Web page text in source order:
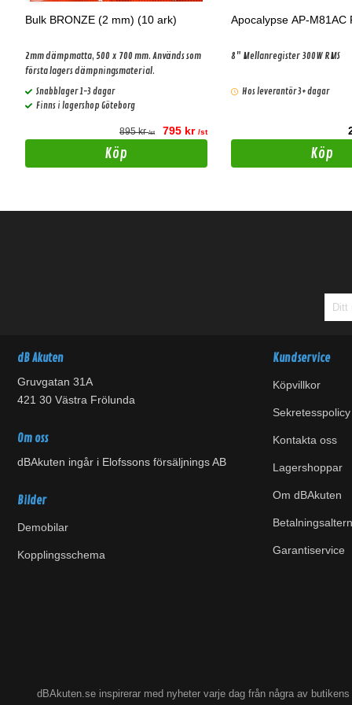
Bulk BRONZE (2 mm) (10 ark)
2mm dämpmatta, 500 x 700 mm. Används som
första lagers dämpningsmaterial.
Snabblager 1-3 dagar
Finns i lagershop Göteborg
895 kr/st 795 kr /st
Köp
Apocalypse AP-M81AC
8" Mellanregister 300W RMS
Hos leverantör 3+ dagar
Köp
dB Akuten
Gruvgatan 31A
421 30 Västra Frölunda
Om oss
dBAkuten ingår i Elofssons försäljnings AB
Bilder
Demobilar
Kopplingsschema
Kundservice
Köpvillkor
Sekretesspolicy
Kontakta oss
Lagershoppar
Om dBAkuten
Garantiservice
dBAkuten.se inspirerar med nyheter varje dag från några av